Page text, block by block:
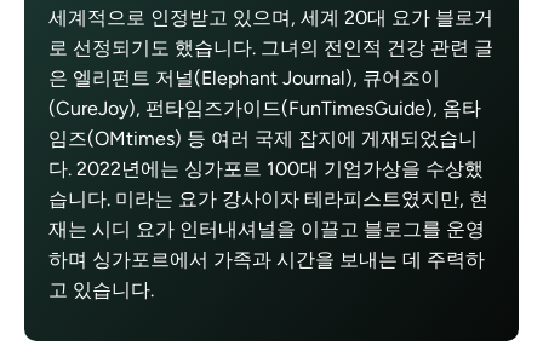
세계적으로 인정받고 있으며, 세계 20대 요가 블로거
로 선정되기도 했습니다. 그녀의 전인적 건강 관련 글
은 엘리펀트 저널(Elephant Journal), 큐어조이
(CureJoy), 펀타임즈가이드(FunTimesGuide), 옴타
임즈(OMtimes) 등 여러 국제 잡지에 게재되었습니
다. 2022년에는 싱가포르 100대 기업가상을 수상했
습니다. 미라는 요가 강사이자 테라피스트였지만, 현
재는 시디 요가 인터내셔널을 이끌고 블로그를 운영
하며 싱가포르에서 가족과 시간을 보내는 데 주력하
고 있습니다.